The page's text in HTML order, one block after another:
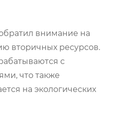
внимание на
вторичных ресурсов.
с
что также
на экологических